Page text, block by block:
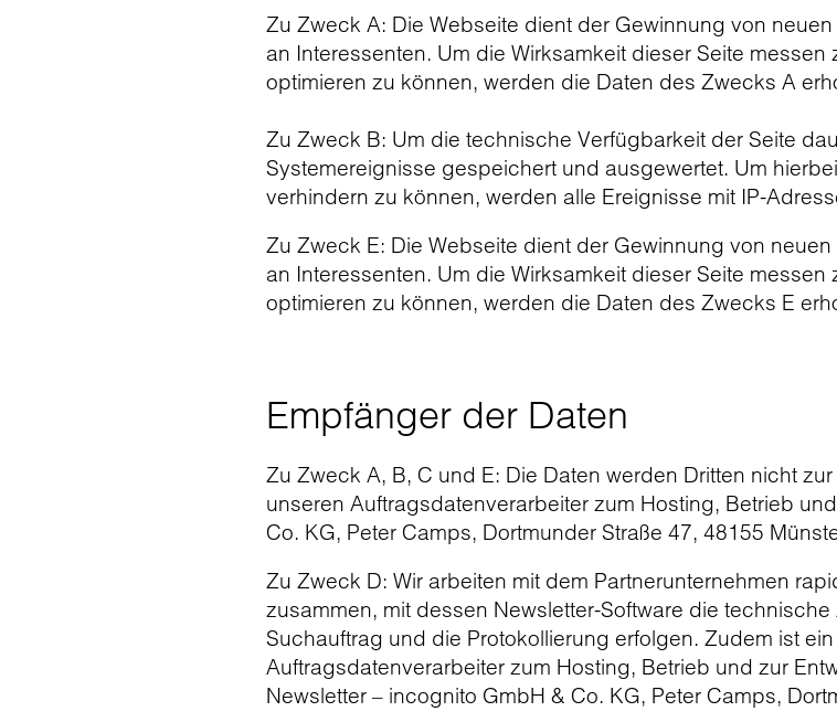
Zu Zweck A: Die Webseite dient der Gewinnung von
an Interessenten. Um die Wirksamkeit dieser Seite
optimieren zu können, werden die Daten des Zwecks A
Zu Zweck B: Um die technische Verfügbarkeit der Seite
Systemereignisse gespeichert und ausgewertet. Um
verhindern zu können, werden alle Ereignisse mit IP-
Zu Zweck E: Die Webseite dient der Gewinnung von
an Interessenten. Um die Wirksamkeit dieser Seite
optimieren zu können, werden die Daten des Zwecks E
Empfänger der Daten
Zu Zweck A, B, C und E: Die Daten werden Dritten nicht
unseren Auftragsdatenverarbeiter zum Hosting, Betrieb
Co. KG, Peter Camps, Dortmunder Straße 47, 48155
Zu Zweck D: Wir arbeiten mit dem Partnerunternehmen
zusammen, mit dessen Newsletter-Software die
Suchauftrag und die Protokollierung erfolgen. Zudem ist
Auftragsdatenverarbeiter zum Hosting, Betrieb und zur
Newsletter – incognito GmbH & Co. KG, Peter Camps,